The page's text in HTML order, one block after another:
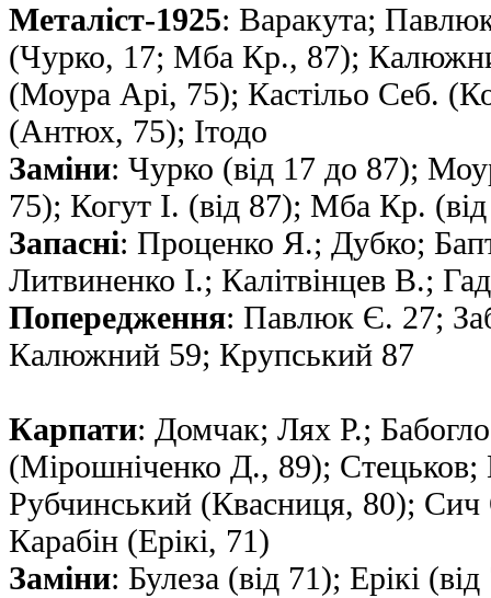
Металіст-1925: Варакута;
(Чурко, 17; Мба Кр., 87);
(Моура Арі, 75); Кастільо Себ.
(Антюх, 75); Ітодо
Заміни: Чурко (від 17 до 87);
75); Когут І. (від 87); Мба Кр.
Запасні: Проценко Я.; Дубко;
Литвиненко І.; Калітвінцев В.;
Попередження: Павлюк Є. 27;
Калюжний 59; Крупський 87
Карпати: Домчак; Лях Р.;
(Мірошніченко Д., 89);
Рубчинський (Квасниця, 80);
Карабін (Ерікі, 71)
Заміни: Булеза (від 71); Ерікі